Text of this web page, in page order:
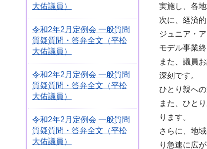
大佑議員）
令和2年2月定例会 一般質問
質疑質問・答弁全文（平松
大佑議員）
令和2年2月定例会 一般質問
質疑質問・答弁全文（平松
大佑議員）
令和2年2月定例会 一般質問
質疑質問・答弁全文（平松
大佑議員）
実施し、各
次に、経済
ジュニア・
モデル事業
また、議員
深刻です。
ひとり親へ
また、ひと
ります。
さらに、地
り急速に広